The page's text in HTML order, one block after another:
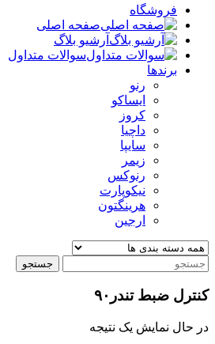
فروشگاه
صفحه اصلی
آرشیو بلاگ
سوالات متداول
برندها
رنو
ایساکو
کروز
داچیا
سایپا
زیمر
رنوکس
نیکوپارت
هرینگتون
ارجین
جستجو
کنترل ضبط تندر۹۰
در حال نمایش یک نتیجه